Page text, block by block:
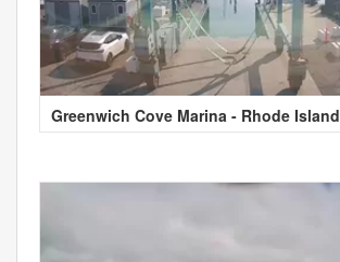
Greenwich Cove Marina - Rhode Island